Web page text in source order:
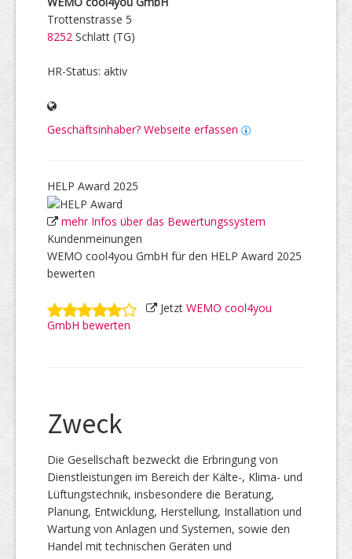
Trottenstrasse 5
8252 Schlatt (TG)
HR-Status: aktiv
Geschäftsinhaber? Webseite erfassen
HELP Award 2025
mehr Infos über das Bewertungssystem
Kundenmeinungen
WEMO cool4you GmbH für den HELP Award 2025
bewerten
Jetzt WEMO cool4you
GmbH bewerten
Zweck
Die Gesellschaft bezweckt die Erbringung von
Dienstleistungen im Bereich der Kälte-, Klima- und
Lüftungstechnik, insbesondere die Beratung,
Planung, Entwicklung, Herstellung, Installation und
Wartung von Anlagen und Systemen, sowie den
Handel mit technischen Geräten und